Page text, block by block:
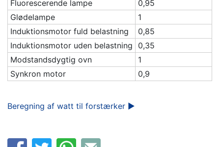
Fluorescerende lampe
0,95
Glødelampe
1
Induktionsmotor fuld belastning
0,85
Induktionsmotor uden belastning
0,35
Modstandsdygtig ovn
1
Synkron motor
0,9
Beregning af watt til forstærker ►